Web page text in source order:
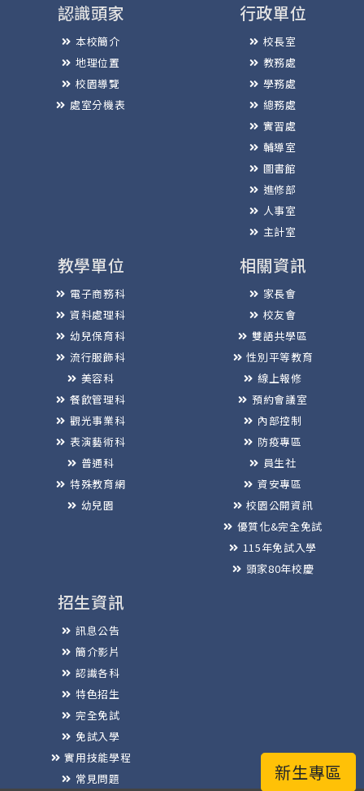
新生專區
認識頭家
本校簡介
地理位置
校園導覽
處室分機表
行政單位
校長室
教務處
學務處
總務處
實習處
輔導室
圖書館
進修部
人事室
主計室
教學單位
電子商務科
資料處理科
幼兒保育科
流行服飾科
美容科
餐飲管理科
觀光事業科
表演藝術科
普通科
特殊教育網
幼兒園
相關資訊
家長會
校友會
雙語共學區
性別平等教育
線上報修
預約會議室
內部控制
防疫專區
員生社
資安專區
校園公開資訊
優質化&完全免試
115年免試入學
頭家80年校慶
招生資訊
訊息公告
簡介影片
認識各科
特色招生
完全免試
免試入學
實用技能學程
常見問題